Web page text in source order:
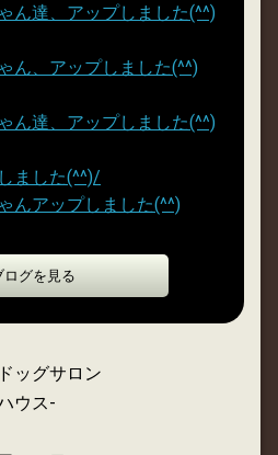
ん達、アップしました(^^)
ん、アップしました(^^)
ん達、アップしました(^^)
ました(^^)/
んアップしました(^^)
ログを見る
ッグサロン
ウス-